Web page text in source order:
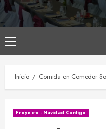
Menú
principal
Inicio Comida en Comedor
Proyecto - Navidad Contigo